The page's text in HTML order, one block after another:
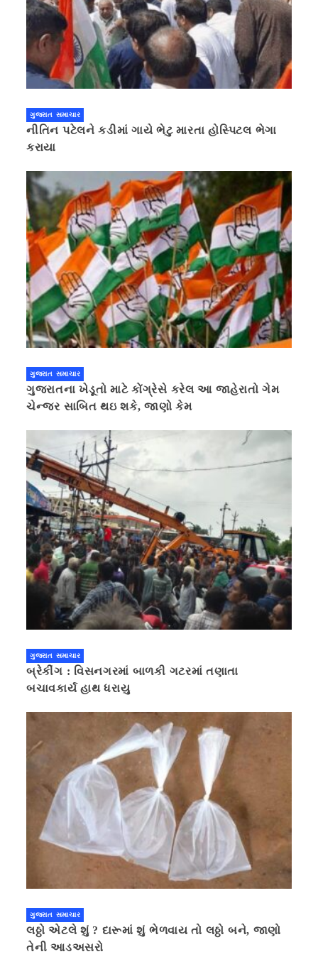
ગુજરાત સમાચાર
નીતિન પટેલને કડીમાં ગાયે ભેટુ મારતા હોસ્પિટલ ભેગા
કરાયા
ગુજરાત સમાચાર
ગુજરાતના ખેડૂતો માટે કોંગ્રેસે કરેલ આ જાહેરાતો ગેમ
ચેન્જર સાબિત થઇ શકે, જાણો કેમ
ગુજરાત સમાચાર
બ્રેકીંગ : વિસનગરમાં બાળકી ગટરમાં તણાતા
બચાવકાર્ય હાથ ધરાયુ
ગુજરાત સમાચાર
લઠ્ઠો એટલે શું ? દારૂમાં શું ભેળવાય તો લઠ્ઠો બને, જાણો
તેની આડઅસરો